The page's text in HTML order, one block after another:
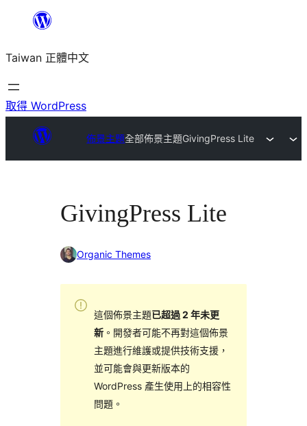
主
要
內
Taiwan 正體中文
取得 WordPress
佈景主題全部佈景主題GivingPress Lite
GivingPress Lite
Organic Themes
這個佈景主題已超過 2 年未更
新。開發者可能不再對這個佈景
主題進行維護或提供技術支援，
並可能會與更新版本的
WordPress 產生使用上的相容性
問題。